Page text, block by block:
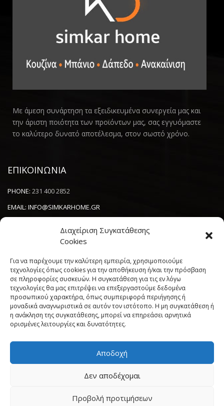
Διαχείριση Συγκατάθεσης
Cookies
Για να παρέχουμε την καλύτερη εμπειρία, χρησιμοποιούμε
τεχνολογίες όπως cookies για την αποθήκευση ή/και την πρόσβαση
σε πληροφορίες συσκευών. Η συγκατάθεση για τις εν λόγω
τεχνολογίες θα μας επιτρέψει να επεξεργαστούμε δεδομένα
προσωπικού χαρακτήρα, όπως συμπεριφορά περιήγησης ή
μοναδικά αναγνωριστικά σε αυτόν τον ιστότοπο. Η μη συγκατάθεση ή
η ανάκληση της συγκατάθεσης, μπορεί να επηρεάσει αρνητικά
ορισμένες λειτουργίες και δυνατότητες.
Αποδοχή
Δεν αποδέχομαι
Προβολή προτιμήσεων
Με άμεση συνάρτηση τα εξειδικευμένα συνεργεία μας και
την άριστη ποιότητα των προϊόντων μας, σας εγγυόμαστε
το καλύτερο δυνατό αποτέλεσμα, στον σωστό χρόνο.
ΕΠΙΚΟΙΝΩΝΙΑ
PHONE: 231 400 2852
EMAIL: INFO@SIMKARHOME.GR
NEWSLETTER
----------------------
Πολιτική Cookies (ΕΕ)
Όροι και Προϋποθέσεις
Δήλωση Απορρήτου
My account
© 2017 All rights reserved. | Powered by